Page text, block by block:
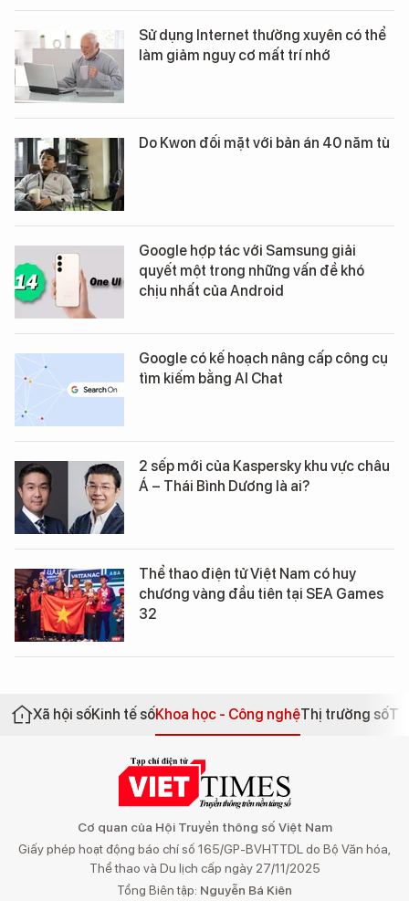
Sử dụng Internet thường xuyên có thể
làm giảm nguy cơ mất trí nhớ
Do Kwon đối mặt với bản án 40 năm tù
Google hợp tác với Samsung giải
quyết một trong những vấn đề khó
chịu nhất của Android
Google có kế hoạch nâng cấp công cụ
tìm kiếm bằng AI Chat
2 sếp mới của Kaspersky khu vực châu
Á – Thái Bình Dương là ai?
Thể thao điện tử Việt Nam có huy
chương vàng đầu tiên tại SEA Games
32
Xã hội sốKinh tế sốKhoa học - Công nghệThị trường số
Cơ quan của Hội Truyền thông số Việt Nam
Giấy phép hoạt động báo chí số 165/GP-BVHTTDL do Bộ Văn hóa,
Thể thao và Du lịch cấp ngày 27/11/2025
Tổng Biên tập: Nguyễn Bá Kiên